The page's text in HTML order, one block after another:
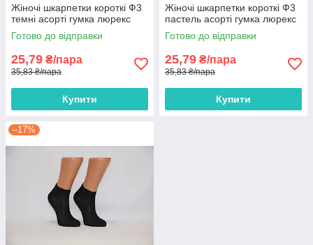
Жіночі шкарпетки короткі Ф3
темні асорті гумка люрекс
Готово до відправки
25,79 ₴/пара
35,83 ₴/пара
Купити
Жіночі шкарпетки короткі Ф3
пастель асорті гумка люрекс
Готово до відправки
25,79 ₴/пара
35,83 ₴/пара
Купити
–17%